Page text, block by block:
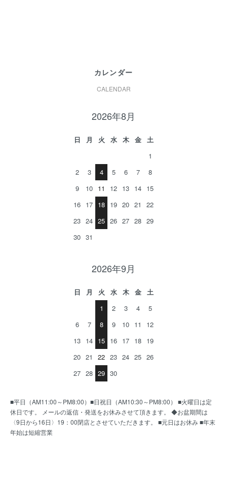
カレンダー
CALENDAR
2026年8月
日 月 火 水 木 金
土
1
2
3 4 5 6 7
8
9
10 11 12 13 14 15
16 17 18 19 20 21
22
23 24 25 26 27 28 29
30 31
2026年9月
日 月 火 水 木 金
土
1
2 3 4
5
6
7 8 9 10 11
12
13 14 15 16 17 18 19
20 21 22 23 24 25 26
27 28 29 30
■平日（AM11:00～PM8:00）■日祝日（AM10:30～PM8:00） ■火曜日は定
休日です。 メールの返信・発送をお休みさせて頂きます。 ◆お盆期間は
〈9日から16日〉19：00閉店とさせていただきます。 ■元日はお休み ■年末
年始は短縮営業